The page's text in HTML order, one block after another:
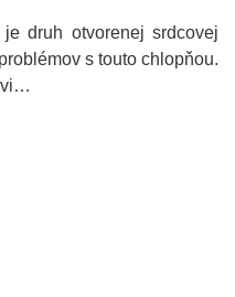
druh otvorenej srdcovej
s touto chlopňou.